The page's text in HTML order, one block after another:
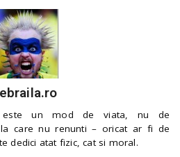
este un mod de viata, nu de
care nu renunti – oricat ar fi de
dedici atat fizic, cat si moral.